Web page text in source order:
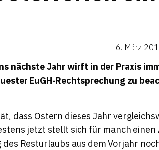
6. März
nächste Jahr wirft in der Praxis
EuGH-Rechtsprechung zu
dass Ostern dieses Jahr
jetzt stellt sich für manch
Resturlaubs aus dem Vorjahr